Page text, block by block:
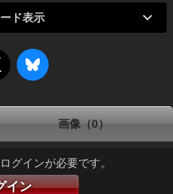
ド表示
画像（0）
グインが必要です。
イン